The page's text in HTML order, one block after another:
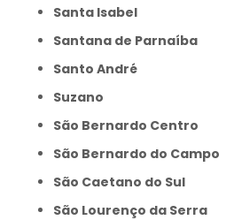
Santa Isabel
Santana de Parnaíba
Santo André
Suzano
São Bernardo Centro
São Bernardo do Campo
São Caetano do Sul
São Lourenço da Serra